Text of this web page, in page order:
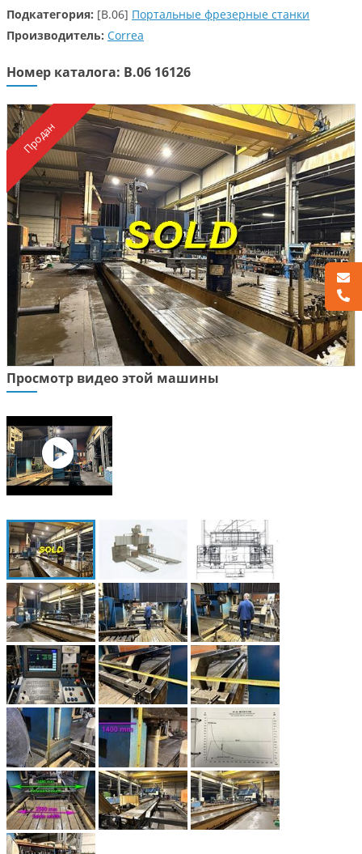
Подкатегория: [B.06] Портальные фрезерные станки
Производитель: Correa
Номер каталога: B.06 16126
Продан
Просмотр видео этой машины